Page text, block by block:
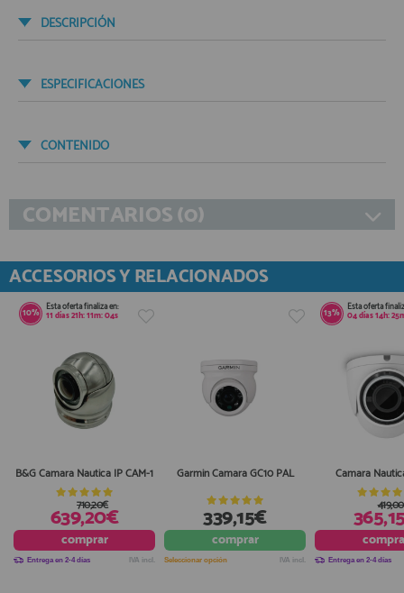
DESCRIPCIÓN
ESPECIFICACIONES
CONTENIDO
COMENTARIOS (0)
ACCESORIOS Y RELACIONADOS
10% Esta oferta finaliza en:
11 días21h:11m:03s
B&G Camara Nautica IP CAM-1
639,20€
710,20€
comprar
Entrega en 2-4 días IVA incl.
Garmin Camara GC10 PAL
339,15€
comprar
Seleccionar opción IVA incl.
13% Esta oferta
04días14h:25
Camara
Entrega en 2-4 días